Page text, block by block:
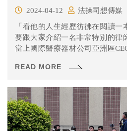
2024-04-12
法操司想傳媒
「看他的人生經歷彷彿在閱讀
要跟大家介紹一名非常特別的律
當上國際醫療器材公司亞洲區
的故事，必定會讓您有所啟發。
READ MORE